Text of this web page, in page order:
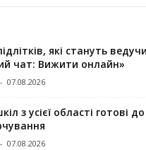
які стануть
чат: Вижити онлайн»
- 07.08.2026
з усієї області готові
- 07.08.2026